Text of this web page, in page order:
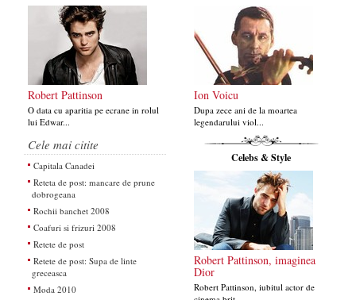
Robert Pattinson
O data cu aparitia pe ecrane in rolul
lui Edwar...
Ion Voicu
Dupa zece ani de la moartea
legendarului viol...
Cele mai citite
Capitala Canadei
Reteta de post: mancare de prune
dobrogeana
Rochii banchet 2008
Coafuri si frizuri 2008
Retete de post
Retete de post: Supa de linte
greceasca
Moda 2010
Celebs & Style
Robert Pattinson, imaginea
Dior
Robert Pattinson, iubitul actor de